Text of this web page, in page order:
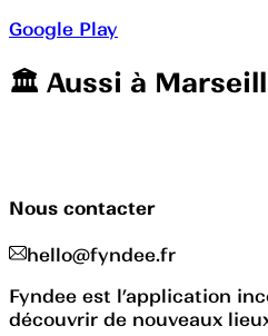
Google Play
🏛️️ Aussi à
Nous contacter
hello@fyndee.fr
Fyndee est l’application
découvrir de nouveaux